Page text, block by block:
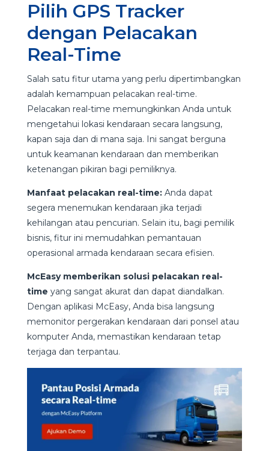
Pilih GPS Tracker
dengan Pelacakan
Real-Time
Salah satu fitur utama yang perlu dipertimbangkan
adalah kemampuan pelacakan real-time.
Pelacakan real-time memungkinkan Anda untuk
mengetahui lokasi kendaraan secara langsung,
kapan saja dan di mana saja. Ini sangat berguna
untuk keamanan kendaraan dan memberikan
ketenangan pikiran bagi pemiliknya.
Manfaat pelacakan real-time:Anda dapat
segera menemukan kendaraan jika terjadi
kehilangan atau pencurian. Selain itu, bagi pemilik
bisnis, fitur ini memudahkan pemantauan
operasional armada kendaraan secara efisien.
McEasy memberikan solusi pelacakan real-
time yang sangat akurat dan dapat diandalkan.
Dengan aplikasi McEasy, Anda bisa langsung
memonitor pergerakan kendaraan dari ponsel atau
komputer Anda, memastikan kendaraan tetap
terjaga dan terpantau.